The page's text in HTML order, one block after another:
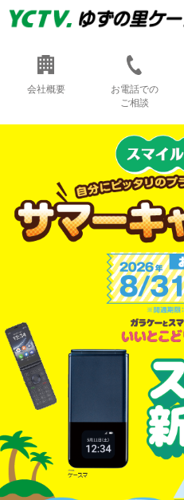
会社概要
お電話での
ご相談